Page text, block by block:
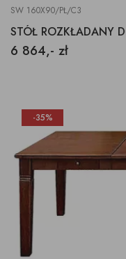
SW 160X90/PŁ/C3
STÓŁ ROZKŁADANY
6 864,- zł
-35%